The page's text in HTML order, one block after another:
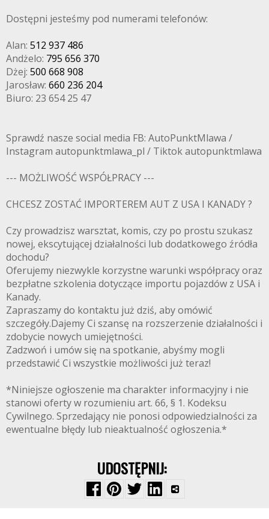
Dostępni jesteśmy pod numerami telefonów:
Alan: 512 937 486
Andżelo: 795 656 370
Dżej: 500 668 908
Jarosław: 660 236 204
Biuro: 23 654 25 47
Sprawdź nasze social media FB: AutoPunktMlawa /
Instagram autopunktmlawa_pl / Tiktok autopunktmlawa
--- MOŻLIWOŚĆ WSPÓŁPRACY ---
CHCESZ ZOSTAĆ IMPORTEREM AUT Z USA I KANADY ?
Czy prowadzisz warsztat, komis, czy po prostu szukasz
nowej, ekscytującej działalności lub dodatkowego źródła
dochodu?
Oferujemy niezwykle korzystne warunki współpracy oraz
bezpłatne szkolenia dotyczące importu pojazdów z USA i
Kanady.
Zapraszamy do kontaktu już dziś, aby omówić
szczegóły.Dajemy Ci szansę na rozszerzenie działalności i
zdobycie nowych umiejętności.
Zadzwoń i umów się na spotkanie, abyśmy mogli
przedstawić Ci wszystkie możliwości już teraz!
*Niniejsze ogłoszenie ma charakter informacyjny i nie
stanowi oferty w rozumieniu art. 66, § 1. Kodeksu
Cywilnego. Sprzedający nie ponosi odpowiedzialności za
ewentualne błędy lub nieaktualność ogłoszenia.*
UDOSTĘPNIJ: